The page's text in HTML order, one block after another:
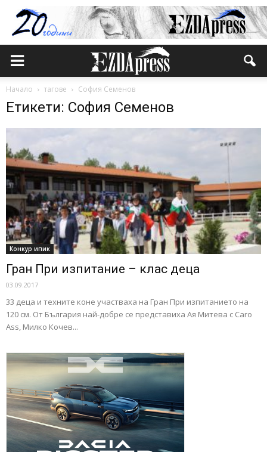
Начало тагове София Семенов
Етикети: София Семенов
Конкур ипик
Гран При изпитание – клас деца
03.09.2017
33 деца и техните коне участваха на Гран При изпитанието на
120 см. От България най-добре се представиха Ая Митева с Carо
Ass, Милко Кочев...